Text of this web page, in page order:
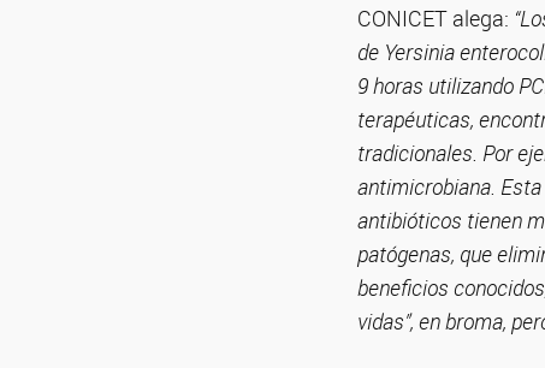
CONICET alega:
de Yersinia
9 horas utilizando
terapéuticas,
tradicionales. Por
antimicrobiana.
antibióticos tienen
patógenas, que
beneficios
vidas”, en broma,